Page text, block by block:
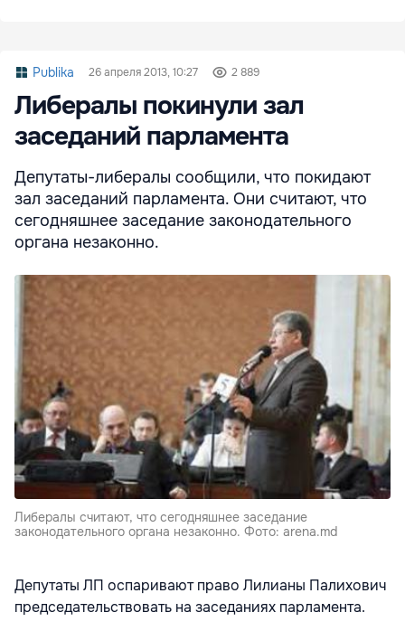
Publika 26 апреля 2013, 10:27 2 889
Либералы покинули зал
заседаний парламента
Депутаты-либералы сообщили, что покидают
зал заседаний парламента. Они считают, что
сегодняшнее заседание законодательного
органа незаконно.
Либералы считают, что сегодняшнее заседание
законодательного органа незаконно. Фото: arena.md
Депутаты ЛП оспаривают право Лилианы Палихович
председательствовать на заседаниях парламента.